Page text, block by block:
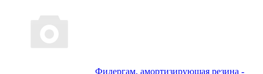
Фидергам, амортизирующая резина -